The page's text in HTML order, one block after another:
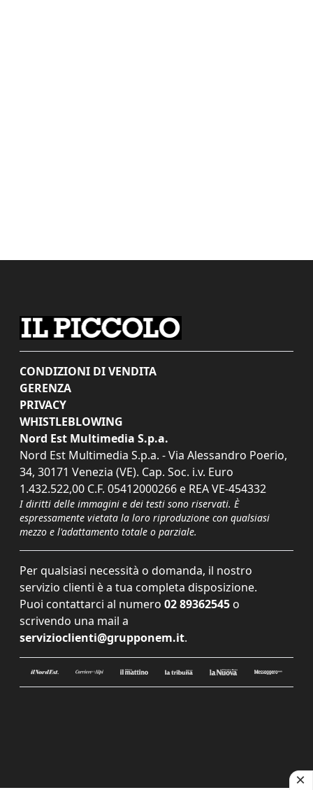
CONDIZIONI DI VENDITA
GERENZA
PRIVACY
WHISTLEBLOWING
Nord Est Multimedia S.p.a.
Nord Est Multimedia S.p.a. - Via Alessandro Poerio,
34, 30171 Venezia (VE). Cap. Soc. i.v. Euro
1.432.522,00 C.F. 05412000266 e REA VE-454332
I diritti delle immagini e dei testi sono riservati. È
espressamente vietata la loro riproduzione con qualsiasi
mezzo e l'adattamento totale o parziale.
Per qualsiasi necessità o domanda, il nostro
servizio clienti è a tua completa disposizione.
Puoi contattarci al numero 02 89362545 o
scrivendo una mail a
servizioclienti@grupponem.it.